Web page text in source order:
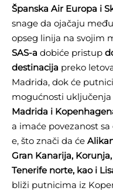
Španska Air Europa i
snage da ojačaju
opseg linija na svojim
SAS-a dobiće pristup
destinacija preko
Madrida, dok će
mogućnosti uključenja
Madrida i
a imaće povezanost
e, što znači da će
Gran Kanarija,
Tenerife norte, kao i
bliži putnicima iz